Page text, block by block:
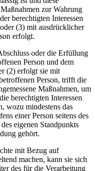
zur Wahrung
berechtigten Interessen
(3) mit ausdrücklicher
erfolgt.
oder die Erfüllung
Person und dem
(2) erfolgt sie mit
Person, trifft die
Maßnahmen, um
berechtigten Interessen
wozu mindestens das
einer Person seitens des
eigenen Standpunkts
gehört.
mit Bezug auf
machen, kann sie sich
des für die Verarbeitung